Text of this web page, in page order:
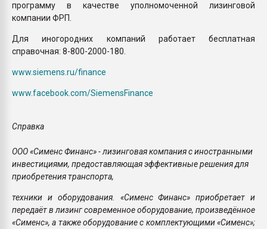
программу в качестве уполномоченной лизинговой
компании ФРП.
Для иногородних компаний работает бесплатная
справочная: 8-800-2000-180.
www.siemens.ru/finance
www.facebook.com/SiemensFinance
Справка
ООО «Сименс Финанс» - лизинговая компания с иностранными
инвестициями, предоставляющая эффективные решения для
приобретения транспорта,
техники и оборудования. «Сименс Финанс» приобретает и
передаёт в лизинг современное оборудование, произведённое
«Сименс», а также оборудование с комплектующими «Сименс»;